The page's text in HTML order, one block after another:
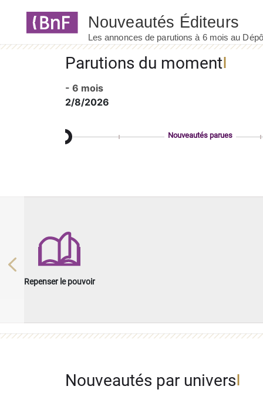
Parutions du moment
- 6 mois
2/8/2026
Nouveautés parues
Repenser le pouvoir
Previous
Nouveautés par univers